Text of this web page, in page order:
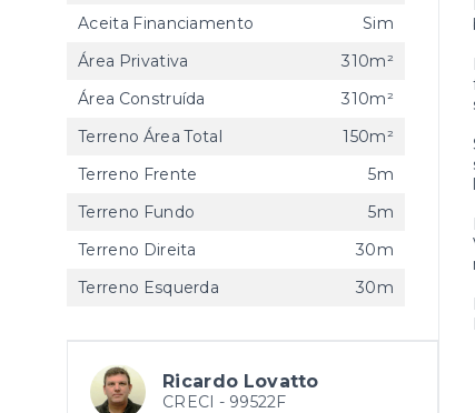
Aceita Financiamento
Sim
Área Privativa
310m²
Área Construída
310m²
Terreno Área Total
150m²
Terreno Frente
5m
Terreno Fundo
5m
Terreno Direita
30m
Terreno Esquerda
30m
Ricardo Lovatto
CRECI - 99522F